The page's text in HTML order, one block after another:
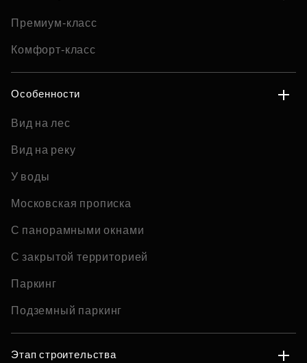
Премиум-класс
Комфорт-класс
Особенности
Вид на лес
Вид на реку
У воды
Московская прописка
С панорамными окнами
С закрытой территорией
Паркинг
Подземный паркинг
Этап строительства